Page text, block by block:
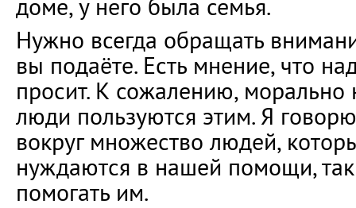
доме, у него была семья.
Нужно всегда обращать
вы подаёте. Есть мнение, что
просит. К сожалению, морально
люди пользуются этим. Я
вокруг множество людей,
нуждаются в нашей помощи,
помогать им.